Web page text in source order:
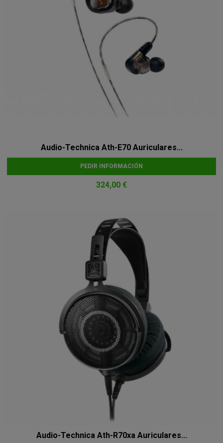
Audio-Technica Ath-E70 Auriculares...
PEDIR INFORMACIÓN
324,00 €
Audio-Technica Ath-R70xa Auriculares...